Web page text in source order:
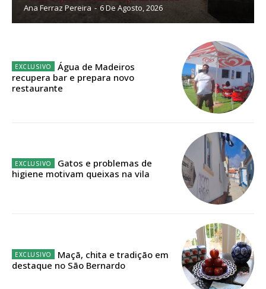
32
Edição em papel entregue à Quinta-feira em sua
casa
Escolha o plano
Ana Ferraz Pereira - 6 De Agosto, 2026
Água de Madeiros
recupera bar e prepara novo
restaurante
Gatos e problemas de
higiene motivam queixas na vila
Maçã, chita e tradição em
destaque no São Bernardo